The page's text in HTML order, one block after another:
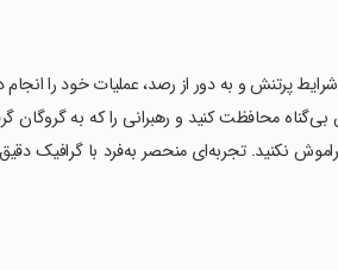
پرتنش و به دور از رصد، عملیات خود را
بی‌گناه محافظت کنید و رهبرانی را که به گروگان
نکنید. تجربه‌ای منحصر به‌فرد با گرافیک